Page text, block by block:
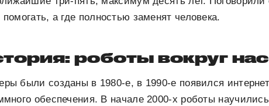
а где полностью заменят человека.
роботы вокруг нас
были созданы в 1980-е, в 1990-е появился
обеспечения. В начале 2000-х роботы